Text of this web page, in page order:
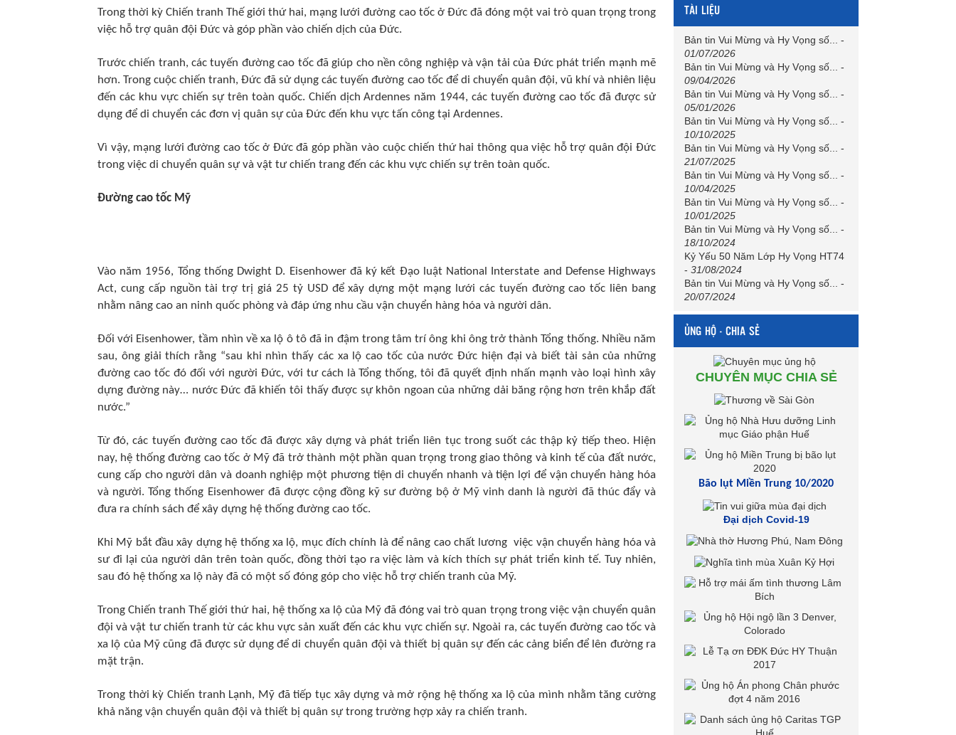
Trong thời kỳ Chiến tranh Thế giới thứ hai, mạng lưới đường cao tốc ở Đức đã đóng một vai trò quan trọng trong
việc hỗ trợ quân đội Đức và góp phần vào chiến dịch của Đức.
Trước chiến tranh, các tuyến đường cao tốc đã giúp cho nền công nghiệp và vận tải của Đức phát triển mạnh mẽ
hơn. Trong cuộc chiến tranh, Đức đã sử dụng các tuyến đường cao tốc để di chuyển quân đội, vũ khí và nhiên liệu
đến các khu vực chiến sự trên toàn quốc. Chiến dịch Ardennes năm 1944, các tuyến đường cao tốc đã được sử
dụng để di chuyển các đơn vị quân sự của Đức đến khu vực tấn công tại Ardennes.
Vì vậy, mạng lưới đường cao tốc ở Đức đã góp phần vào cuộc chiến thứ hai thông qua việc hỗ trợ quân đội Đức
trong việc di chuyển quân sự và vật tư chiến trang đến các khu vực chiến sự trên toàn quốc.
Đường cao tốc Mỹ
Vào năm 1956, Tổng thống Dwight D. Eisenhower đã ký kết Đạo luật National Interstate and Defense Highways
Act, cung cấp nguồn tài trợ trị giá 25 tỷ USD để xây dựng một mạng lưới các tuyến đường cao tốc liên bang
nhằm nâng cao an ninh quốc phòng và đáp ứng nhu cầu vận chuyển hàng hóa và người dân.
Đối với Eisenhower, tầm nhìn về xa lộ ô tô đã in đậm trong tâm trí ông khi ông trở thành Tổng thống. Nhiều năm
sau, ông giải thích rằng “sau khi nhìn thấy các xa lộ cao tốc của nước Đức hiện đại và biết tài sản của những
đường cao tốc đó đối với người Đức, với tư cách là Tổng thống, tôi đã quyết định nhấn mạnh vào loại hình xây
dựng đường này… nước Đức đã khiến tôi thấy được sự khôn ngoan của những dải băng rộng hơn trên khắp đất
nước.”
Từ đó, các tuyến đường cao tốc đã được xây dựng và phát triển liên tục trong suốt các thập kỷ tiếp theo. Hiện
nay, hệ thống đường cao tốc ở Mỹ đã trở thành một phần quan trọng trong giao thông và kinh tế của đất nước,
cung cấp cho người dân và doanh nghiệp một phương tiện di chuyển nhanh và tiện lợi để vận chuyển hàng hóa
và người. Tổng thống Eisenhower đã được cộng đồng kỹ sư đường bộ ở Mỹ vinh danh là người đã thúc đẩy và
đưa ra chính sách để xây dựng hệ thống đường cao tốc.
Khi Mỹ bắt đầu xây dựng hệ thống xa lộ, mục đích chính là để nâng cao chất lương việc vận chuyển hàng hóa và
sư đi lại của người dân trên toàn quốc, đồng thời tạo ra việc làm và kích thích sự phát triển kinh tế. Tuy nhiên,
sau đó hệ thống xa lộ này đã có một số đóng góp cho việc hỗ trợ chiến tranh của Mỹ.
Trong Chiến tranh Thế giới thứ hai, hệ thống xa lộ của Mỹ đã đóng vai trò quan trọng trong việc vận chuyển quân
đội và vật tư chiến tranh từ các khu vực sản xuất đến các khu vực chiến sự. Ngoài ra, các tuyến đường cao tốc và
xa lộ của Mỹ cũng đã được sử dụng để di chuyển quân đội và thiết bị quân sự đến các cảng biển để lên đường ra
mặt trận.
Trong thời kỳ Chiến tranh Lạnh, Mỹ đã tiếp tục xây dựng và mở rộng hệ thống xa lộ của mình nhằm tăng cường
khả năng vận chuyển quân đội và thiết bị quân sự trong trường hợp xảy ra chiến tranh.
TÀI LIỆU
Bản tin Vui Mừng và Hy Vọng số...
-
01/07/2026
Bản tin Vui Mừng và Hy Vọng số...
-
09/04/2026
Bản tin Vui Mừng và Hy Vọng số...
-
05/01/2026
Bản tin Vui Mừng và Hy Vọng số...
-
10/10/2025
Bản tin Vui Mừng và Hy Vọng số...
-
21/07/2025
Bản tin Vui Mừng và Hy Vọng số...
-
10/04/2025
Bản tin Vui Mừng và Hy Vọng số...
-
10/01/2025
Bản tin Vui Mừng và Hy Vọng số...
-
18/10/2024
Kỷ Yếu 50 Năm Lớp Hy Vọng HT74
- 31/08/2024
Bản tin Vui Mừng và Hy Vọng số...
-
20/07/2024
ỦNG HỘ - CHIA SẺ
CHUYÊN MỤC CHIA SẺ
Bão lụt Miền Trung 10/2020
Đại dịch Covid-19